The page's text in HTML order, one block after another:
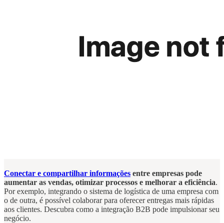
Conectar e compartilhar informações entre empresas pode
aumentar as vendas, otimizar processos e melhorar a eficiência.
Por exemplo, integrando o sistema de logística de uma empresa com
o de outra, é possível colaborar para oferecer entregas mais rápidas
aos clientes. Descubra como a integração B2B pode impulsionar seu
negócio.